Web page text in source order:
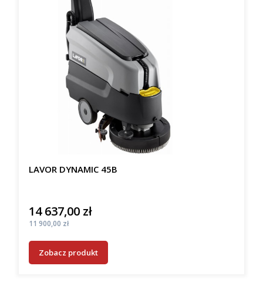
LAVOR DYNAMIC 45B
Cena
14 637,00 zł
Cena
11 900,00 zł
Zobacz produkt